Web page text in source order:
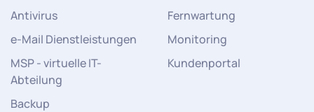
Antivirus
e-Mail Dienstleistungen
MSP - virtuelle IT-
Abteilung
Backup
Fernwartung
Monitoring
Kundenportal